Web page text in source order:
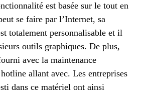
est basée sur le tout en
se faire par l’Internet, sa
totalement personnalisable et il
outils graphiques. De plus,
avec la maintenance
allant avec. Les entreprises
dans ce matériel ont ainsi